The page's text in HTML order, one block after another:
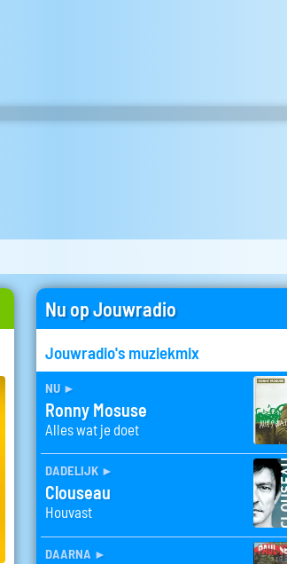
Nu op Jouwradio
Jouwradio's muziekmix
nu ►
Ronny Mosuse
Alles wat je doet
dadelijk ►
Clouseau
Houvast
daarna ►